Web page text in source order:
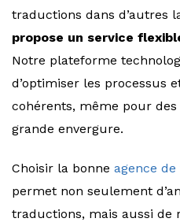
traductions dans d’autres
propose un service
Notre plateforme
d’optimiser les processus
cohérents, même pour
grande envergure.
Choisir la bonne agence
permet non seulement
traductions, mais aussi de